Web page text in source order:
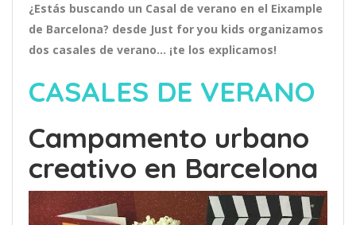
¿Estás buscando un Casal de verano en el Eixample
de Barcelona? desde Just for you kids organizamos
dos casales de verano… ¡te los explicamos!
CASALES DE VERANO
Campamento urbano
creativo en Barcelona